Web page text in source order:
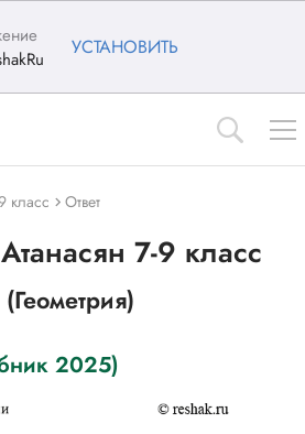
УСТАНОВИТЬ
класс Ответ
7-9 класс
(Геометрия)
2025)